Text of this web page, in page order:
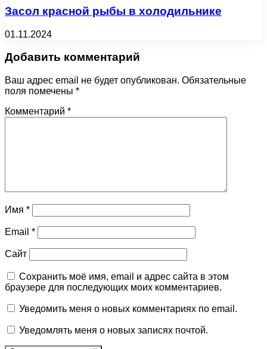
Засол красной рыбы в холодильнике
01.11.2024
Добавить комментарий
Ваш адрес email не будет опубликован. Обязательные
поля помечены *
Комментарий *
Имя *
Email *
Сайт
Сохранить моё имя, email и адрес сайта в этом
браузере для последующих моих комментариев.
Уведомить меня о новых комментариях по email.
Уведомлять меня о новых записях почтой.